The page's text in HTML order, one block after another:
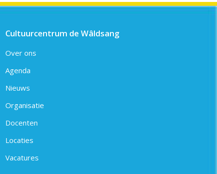
Cultuurcentrum de Wâldsang
Over ons
Agenda
Nieuws
Organisatie
Docenten
Locaties
Vacatures